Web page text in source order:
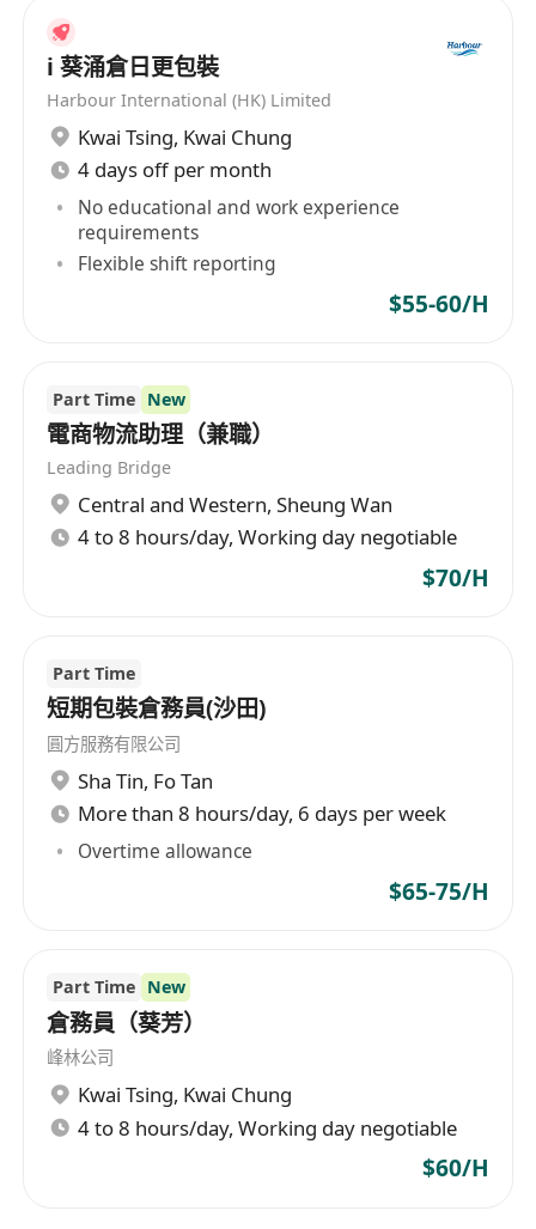
i 葵涌倉日更包裝
Harbour International (HK) Limited
Kwai Tsing, Kwai Chung
4 days off per month
No educational and work experience
requirements
Flexible shift reporting
$55-60/H
Part Time New
電商物流助理（兼職）
Leading Bridge
Central and Western, Sheung Wan
4 to 8 hours/day, Working day negotiable
$70/H
Part Time
短期包裝倉務員(沙田)
圓方服務有限公司
Sha Tin, Fo Tan
More than 8 hours/day, 6 days per week
Overtime allowance
$65-75/H
Part Time New
倉務員（葵芳）
峰林公司
Kwai Tsing, Kwai Chung
4 to 8 hours/day, Working day negotiable
$60/H